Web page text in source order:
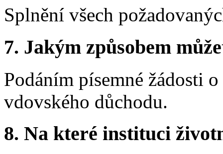
Splnění všech
7. Jakým způsobem
Podáním písemné žádosti
vdovského důchodu.
8. Na které instituci